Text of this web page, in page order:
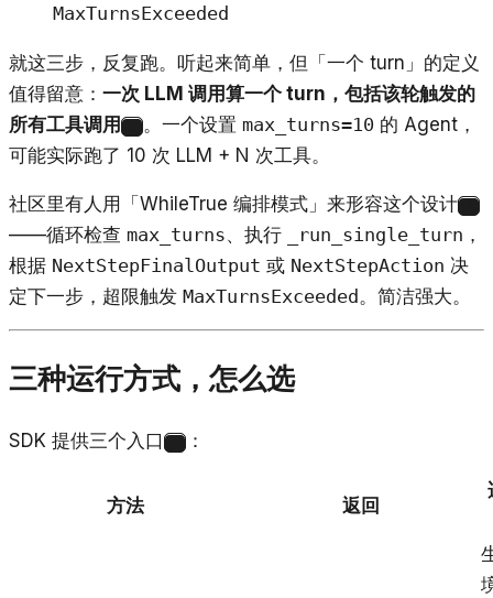
MaxTurnsExceeded
就这三步，反复跑。听起来简单，但「一个 turn」的定义
值得留意： 一次 LLM 调用算一个 turn，包括该轮触发的
所有工具调用
。一个设置 max_turns=10 的 Agent，
可能实际跑了 10 次 LLM + N 次工具。
社区里有人用「WhileTrue 编排模式」来形容这个设计
——循环检查 max_turns、执行 _run_single_turn ，
根据 NextStepFinalOutput 或 NextStepAction 决
定下一步，超限触发 MaxTurnsExceeded。简洁强大。
三种运行方式，怎么选
SDK 提供三个入口 ：
方法 返回